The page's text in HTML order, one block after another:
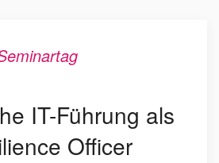
IT-Führung als
Officer